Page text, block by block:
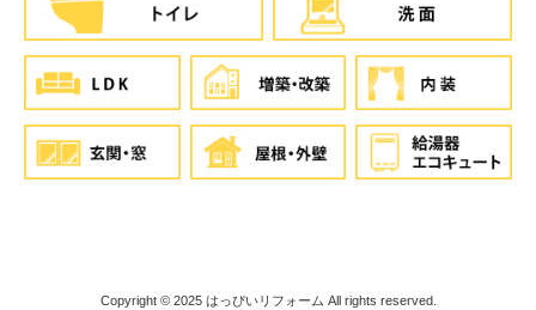
Copyright © 2025 はっぴいリフォーム All rights reserved.